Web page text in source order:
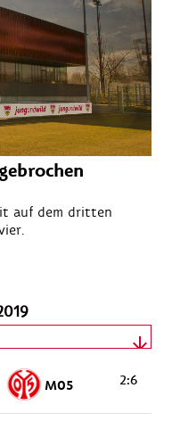
auf dem dritten
M05 2:6